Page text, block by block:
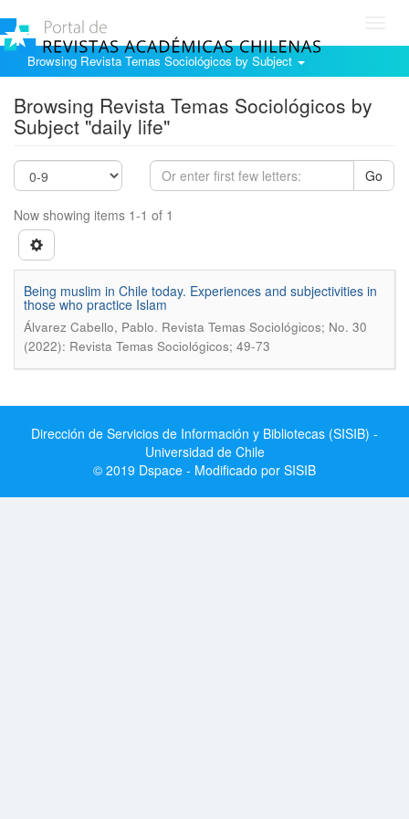
Browsing Revista Temas Sociológicos by Subject
Browsing Revista Temas Sociológicos by
Subject "daily life"
Go
Now showing items 1-1 of 1
Being muslim in Chile today. Experiences and subjectivities in
those who practice Islam
Álvarez Cabello, Pablo. Revista Temas Sociológicos; No. 30
(2022): Revista Temas Sociológicos; 49-73
Dirección de Servicios de Información y Bibliotecas (SISIB) -
Universidad de Chile
© 2019 Dspace - Modificado por SISIB